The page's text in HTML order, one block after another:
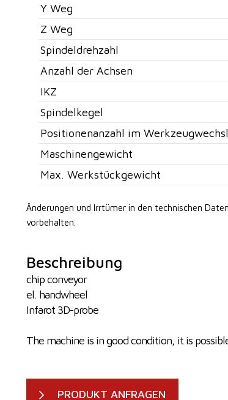
Y Weg
Z Weg
Spindeldrehzahl
Anzahl der Achsen
IKZ
Spindelkegel
Positionenanzahl im
Maschinengewicht
Max. Werkstückgewicht
Änderungen und Irrtümer in den technischen
vorbehalten.
Beschreibung
chip conveyor
el. handwheel
Infarot 3D-probe
The machine is in good condition, it is
PRODUKT ANFRAGEN